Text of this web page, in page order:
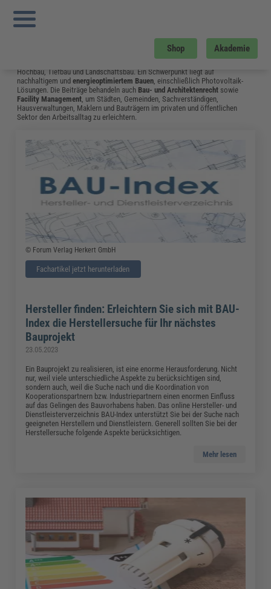
Shop Akademie
Sie sind hier:
Seite 10
Bau und Gebäudemanagement
Vom Neubau bis hin zum Umgang mit Bauschäden: Das Fachwissen aus dem
Hochbau, Tiefbau und Landschaftsbau. Ein Schwerpunkt liegt auf
nachhaltigem undenergieoptimiertem Bauen, einschließlich Photovoltaik-
Lösungen. Die Beiträge behandeln auch Bau- und Architektenrecht sowie
Facility Management, um Städten, Gemeinden, Sachverständigen,
Hausverwaltungen, Maklern und Bauträgern im privaten und öffentlichen
Sektor den Arbeitsalltag zu erleichtern.
© Forum Verlag Herkert GmbH
Fachartikel jetzt herunterladen
Hersteller finden: Erleichtern Sie sich mit BAU-
Index die Herstellersuche für Ihr nächstes
Bauprojekt
23.05.2023
Ein Bauprojekt zu realisieren, ist eine enorme Herausforderung. Nicht
nur, weil viele unterschiedliche Aspekte zu berücksichtigen sind,
sondern auch, weil die Suche nach und die Koordination von
Kooperationspartnern bzw. Industriepartnern einen enormen Einfluss
auf das Gelingen des Bauvorhabens haben. Das online Hersteller- und
Dienstleisterverzeichnis BAU-Index unterstützt Sie bei der Suche nach
geeigneten Herstellern und Dienstleistern. Generell sollten Sie bei der
Herstellersuche folgende Aspekte berücksichtigen.
Mehr lesen